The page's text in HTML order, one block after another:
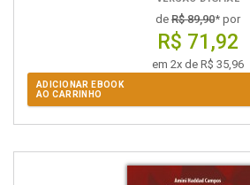
de R$ 89,90* por
R$ 71,92
em 2x de R$ 35,96
ADICIONAR EBOOK
AO CARRINHO